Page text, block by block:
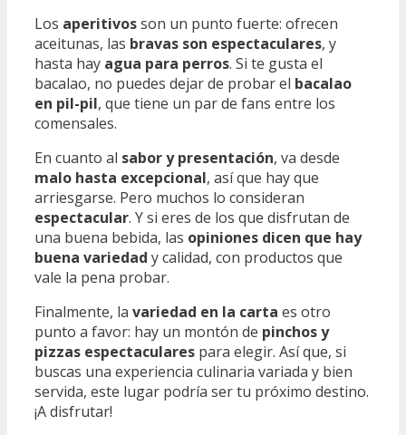
Los aperitivosson un punto fuerte: ofrecen
aceitunas, las bravas son espectaculares, y
hasta hay agua para perros. Si te gusta el
bacalao, no puedes dejar de probar el bacalao
en pil-pil, que tiene un par de fans entre los
comensales.
En cuanto al sabor y presentación, va desde
malo hasta excepcional, así que hay que
arriesgarse. Pero muchos lo consideran
espectacular. Y si eres de los que disfrutan de
una buena bebida, las opiniones dicen que hay
buena variedad y calidad, con productos que
vale la pena probar.
Finalmente, la variedad en la carta es otro
punto a favor: hay un montón de pinchos y
pizzas espectaculares para elegir. Así que, si
buscas una experiencia culinaria variada y bien
servida, este lugar podría ser tu próximo destino.
¡A disfrutar!